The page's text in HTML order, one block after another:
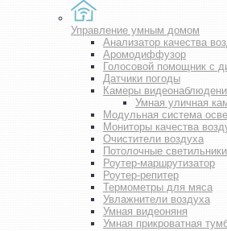
Управление умным домом
Анализатор качества
Аромодиффузор
Голосовой помощник с
Датчики погоды
Камеры
Умная уличная
Модульная система
Мониторы качества
Очистители воздуха
Потолочные светильники
Роутер-маршрутизатор
Роутер-репитер
Термометры для мяса
Увлажнители воздуха
Умная видеоняня
Умная прикроватная